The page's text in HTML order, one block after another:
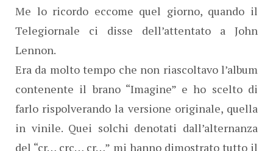
Me lo ricordo eccome quel giorno, quando il
Telegiornale ci disse dell’attentato a John
Lennon.
Era da molto tempo che non riascoltavo l’album
contenente il brano “Imagine” e ho scelto di
farlo rispolverando la versione originale, quella
in vinile. Quei solchi denotati dall’alternanza
del “cr… crc… cr…” mi hanno dimostrato tutto il